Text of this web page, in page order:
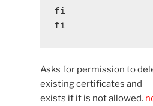
fi
fi
Asks for permission to
existing certificates and
exists if it is not allowed.